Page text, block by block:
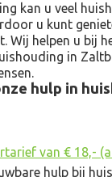
kan u veel
u kunt
Wij helpen u bij
in
hulp in
van € 18,-
hulp bij